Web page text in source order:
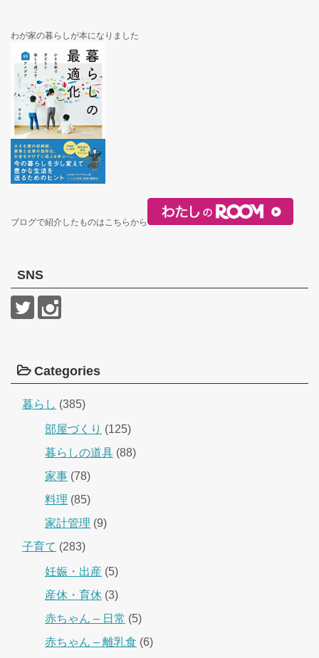
わが家の暮らしが本になりました
ブログで紹介したものはこちらから
SNS
Categories
暮らし (385)
部屋づくり (125)
暮らしの道具 (88)
家事 (78)
料理 (85)
家計管理 (9)
子育て (283)
妊娠・出産 (5)
産休・育休 (3)
赤ちゃん – 日常 (5)
赤ちゃん – 離乳食 (6)